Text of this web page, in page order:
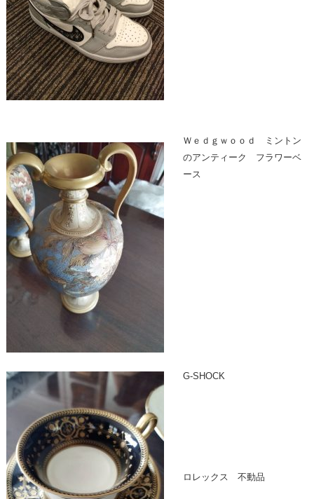
Ｗｅｄｇｗｏｏｄ ミントン
のアンティーク フラワーベ
ース
G-SHOCK
ロレックス 不動品